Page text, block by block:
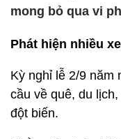
mong bỏ qua vi
Phát hiện nhiều
Kỳ nghỉ lễ 2/9 năm
cầu về quê, du
đột biến.